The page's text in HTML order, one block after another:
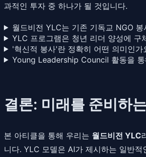
과적인 투자 중 하나가 될 것입니다.
월드비전 YLC는 기존 기독교 NGO
YLC 프로그램은 청년 리더 양성에 구
'혁신적 봉사'란 정확히 어떤 의미인가
Young Leadership Council 활동을
결론: 미래를 준비하
본 아티클을 통해 우리는 월드비전 YLC
니다. YLC 모델은 AI가 제시하는 일반